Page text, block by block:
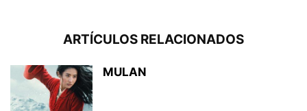
ARTÍCULOS RELACIONADOS
MULAN